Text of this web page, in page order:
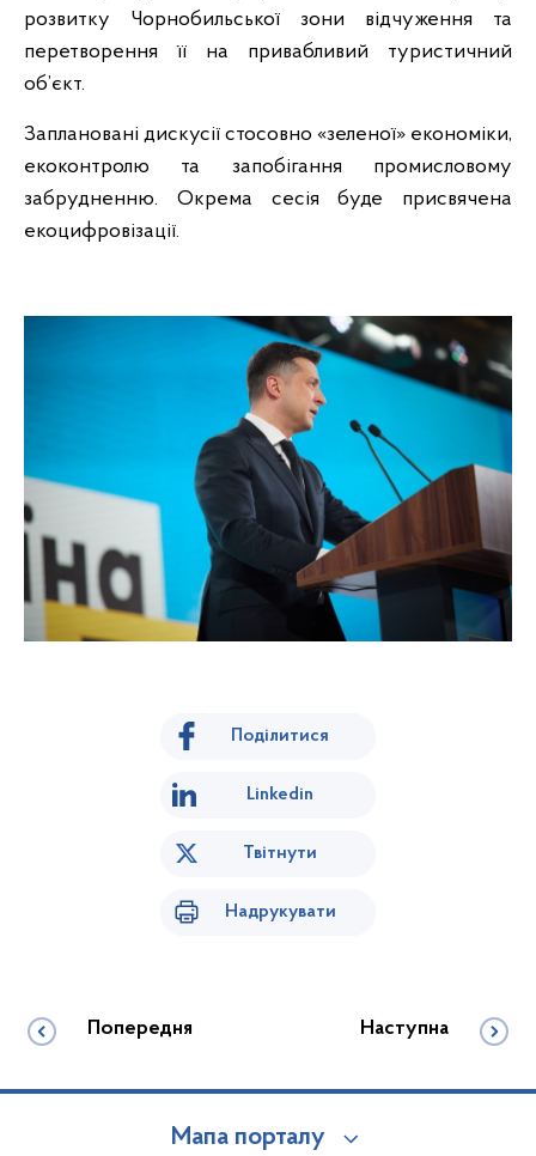
розвитку Чорнобильської зони відчуження та
перетворення її на привабливий туристичний
об’єкт.
Заплановані дискусії стосовно «зеленої» економіки,
екоконтролю та запобігання промисловому
забрудненню. Окрема сесія буде присвячена
екоцифровізації.
Поділитися
Linkedin
Твітнути
Надрукувати
Попередня Наступна
Мапа порталу